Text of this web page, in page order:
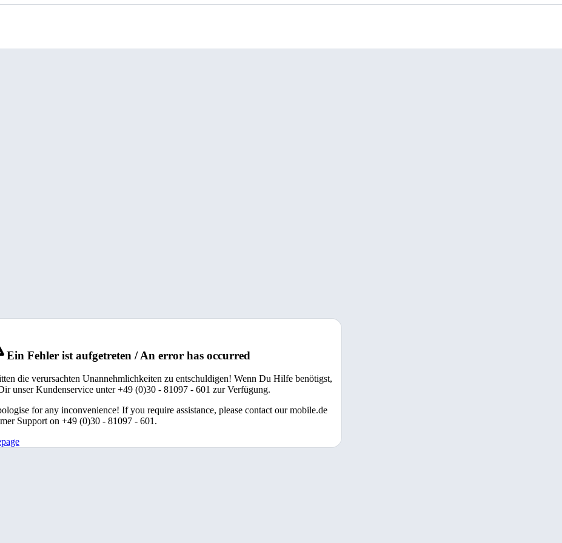
Ein Fehler ist aufgetreten / An error has occurred
die verursachten Unannehmlichkeiten zu entschuldigen! Wenn Du Hilfe benötigst,
unser Kundenservice unter +49 (0)30 - 81097 - 601 zur Verfügung.
for any inconvenience! If you require assistance, please contact our mobile.de
Support on +49 (0)30 - 81097 - 601.